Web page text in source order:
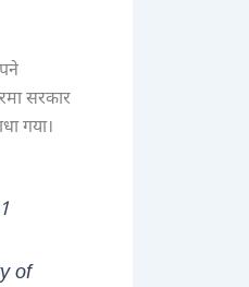
सरकार
गया।
of